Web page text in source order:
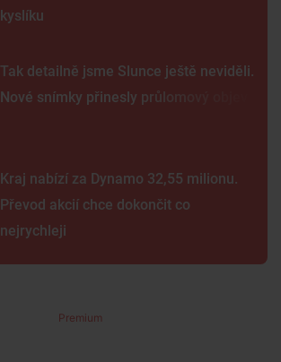
kyslíku
Tak detailně jsme Slunce ještě neviděli.
Nové snímky přinesly průlomový objev
Kraj nabízí za Dynamo 32,55 milionu.
Převod akcií chce dokončit co
nejrychleji
Premium